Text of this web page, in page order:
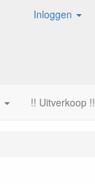
Inloggen
!! Uitverkoop !!